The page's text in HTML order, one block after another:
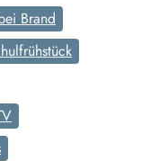
Brand